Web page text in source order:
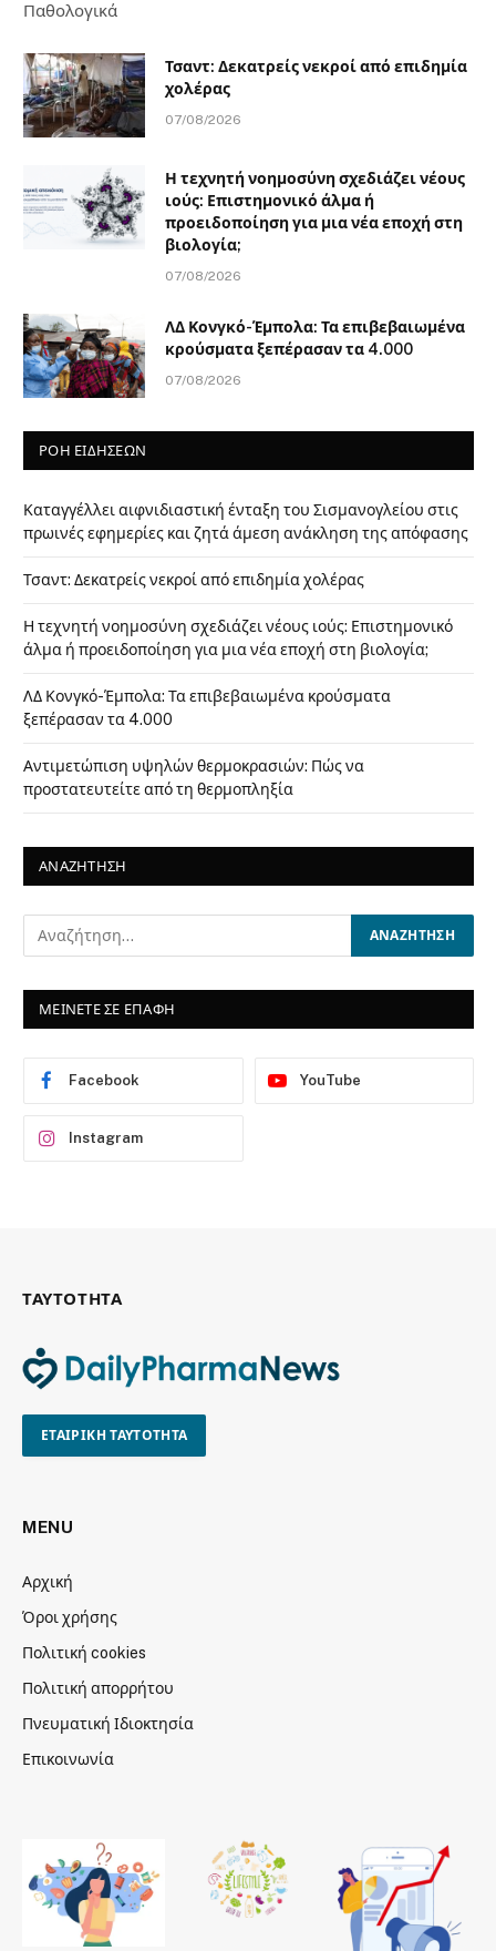
Παθολογικά
Τσαντ: Δεκατρείς νεκροί από επιδημία
χολέρας
07/08/2026
Η τεχνητή νοημοσύνη σχεδιάζει νέους
ιούς: Επιστημονικό άλμα ή
προειδοποίηση για μια νέα εποχή στη
βιολογία;
07/08/2026
ΛΔ Κονγκό-Έμπολα: Τα επιβεβαιωμένα
κρούσματα ξεπέρασαν τα 4.000
07/08/2026
ΡΟΗ ΕΙΔΗΣΕΩΝ
Καταγγέλλει αιφνιδιαστική ένταξη του Σισμανογλείου στις
πρωινές εφημερίες και ζητά άμεση ανάκληση της απόφασης
Τσαντ: Δεκατρείς νεκροί από επιδημία χολέρας
Η τεχνητή νοημοσύνη σχεδιάζει νέους ιούς: Επιστημονικό
άλμα ή προειδοποίηση για μια νέα εποχή στη βιολογία;
ΛΔ Κονγκό-Έμπολα: Τα επιβεβαιωμένα κρούσματα
ξεπέρασαν τα 4.000
Αντιμετώπιση υψηλών θερμοκρασιών: Πώς να
προστατευτείτε από τη θερμοπληξία
ΑΝΑΖΗΤΗΣΗ
ΜΕΙΝΕΤΕ ΣΕ ΕΠΑΦΗ
Facebook YouTube
Instagram
ΤΑΥΤΟΤΗΤΑ
ΕΤΑΙΡΙΚΗ ΤΑΥΤΟΤΗΤΑ
MENU
Αρχική
Όροι χρήσης
Πολιτική cookies
Πολιτική απορρήτου
Πνευματική Ιδιοκτησία
Επικοινωνία